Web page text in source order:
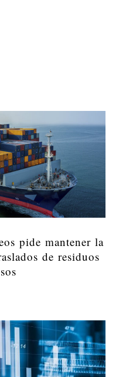
pide mantener la
de residuos